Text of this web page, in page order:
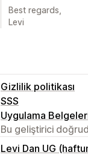
Best regards,
Levi
Gizlilik politikası
SSS
Uygulama
Bu geliştirici
Levi Dan UG